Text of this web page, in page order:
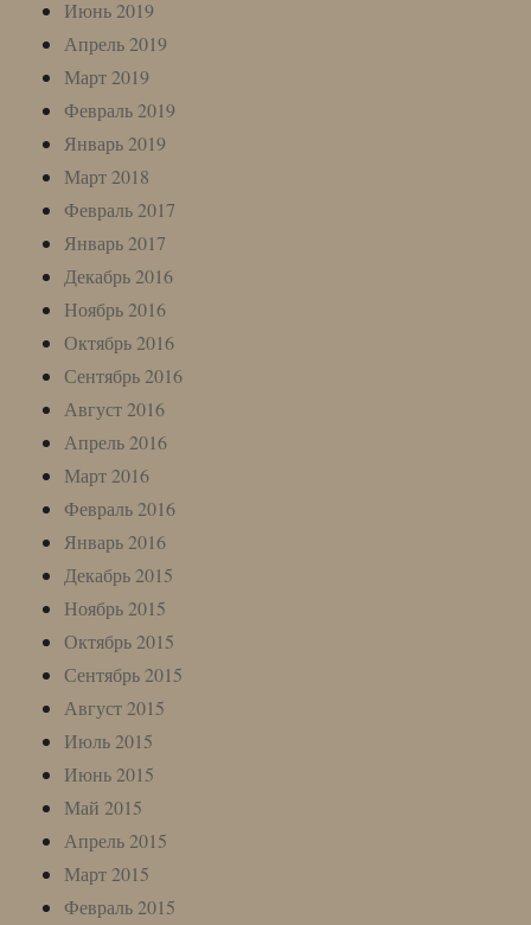
Июнь 2019
Апрель 2019
Март 2019
Февраль 2019
Январь 2019
Март 2018
Февраль 2017
Январь 2017
Декабрь 2016
Ноябрь 2016
Октябрь 2016
Сентябрь 2016
Август 2016
Апрель 2016
Март 2016
Февраль 2016
Январь 2016
Декабрь 2015
Ноябрь 2015
Октябрь 2015
Сентябрь 2015
Август 2015
Июль 2015
Июнь 2015
Май 2015
Апрель 2015
Март 2015
Февраль 2015